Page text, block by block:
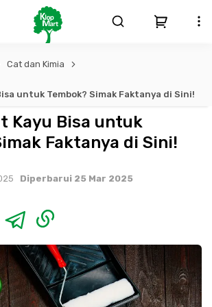
Arsitektur
Pintu, Jendela & Perlengkapan
Cat dan Pelapis Dinding
Struktural
K3
Bekisting
Besi Beton & Wiremesh
MEP
Elektro
Penanggulangan Kebakaran
Sistem Pemipaan
Peralatan Elektronik
Utama
Interior
Landscape
Cat dan Kimia
untuk Tembok? Simak Faktanya di Sini!
Kayu Bisa untuk
Faktanya di Sini!
Diperbarui 25 Mar 2025